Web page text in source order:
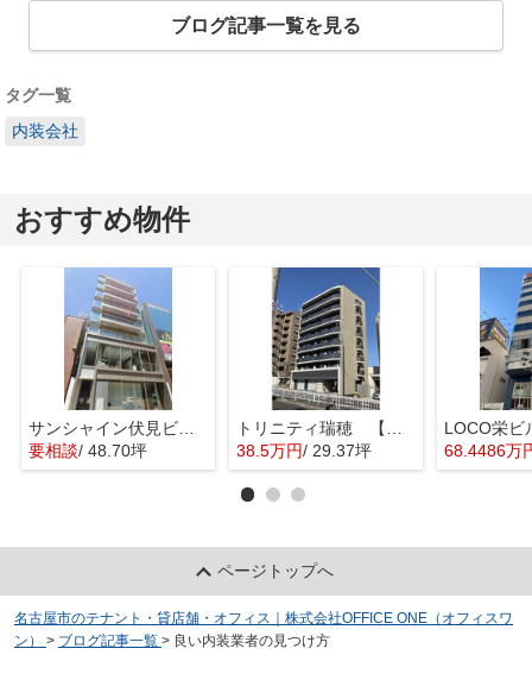
ブログ記事一覧を見る
タグ一覧
内装会社
おすすめ物件
サンシャイン伏見ビル【 1階路面店 】
要相談/ 48.70坪
トリニティ瑞穂 【 店舗系おすすめ 】
38.5万円/ 29.37坪 68.4486万
ページトップへ
名古屋市のテナント・貸店舗・オフィス｜株式会社OFFICE ONE（オフィスワ
ン）
> ブログ記事一覧 > 良い内装業者の見つけ方